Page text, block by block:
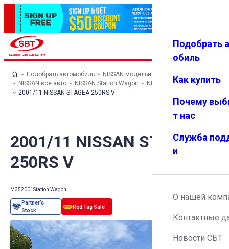
Избранн
Меню
Подобрать
обиль
Как купить
Почему
т нас
Служба
и
О нашей
Контактные
Новости СБТ
Подобрать автомобиль
NISSAN модельный ряд
NISSAN все авто
NISSAN Station Wagon
NISSAN STAGEA
2001/11 NISSAN STAGEA 250RS V
2001/11 NISSAN STAGEA
250RS V
M352001 Station Wagon